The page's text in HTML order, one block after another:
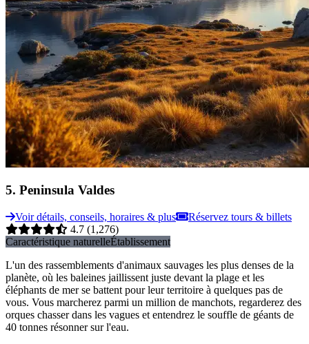
5. Peninsula Valdes
Voir détails, conseils, horaires & plus
Réservez tours & billets
4.7 (1,276)
Caractéristique naturelleÉtablissement
L'un des rassemblements d'animaux sauvages les plus denses de la
planète, où les baleines jaillissent juste devant la plage et les
éléphants de mer se battent pour leur territoire à quelques pas de
vous. Vous marcherez parmi un million de manchots, regarderez des
orques chasser dans les vagues et entendrez le souffle de géants de
40 tonnes résonner sur l'eau.